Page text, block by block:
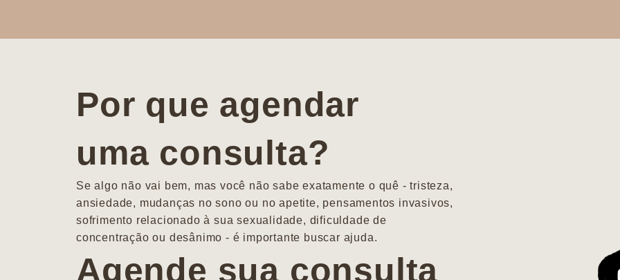
Por que agendar
uma consulta?
Se algo não vai bem, mas você não sabe exatamente o quê - tristeza,
ansiedade, mudanças no sono ou no apetite, pensamentos invasivos,
sofrimento relacionado à sua sexualidade, dificuldade de
concentração ou desânimo - é importante buscar ajuda.
Agende sua consulta